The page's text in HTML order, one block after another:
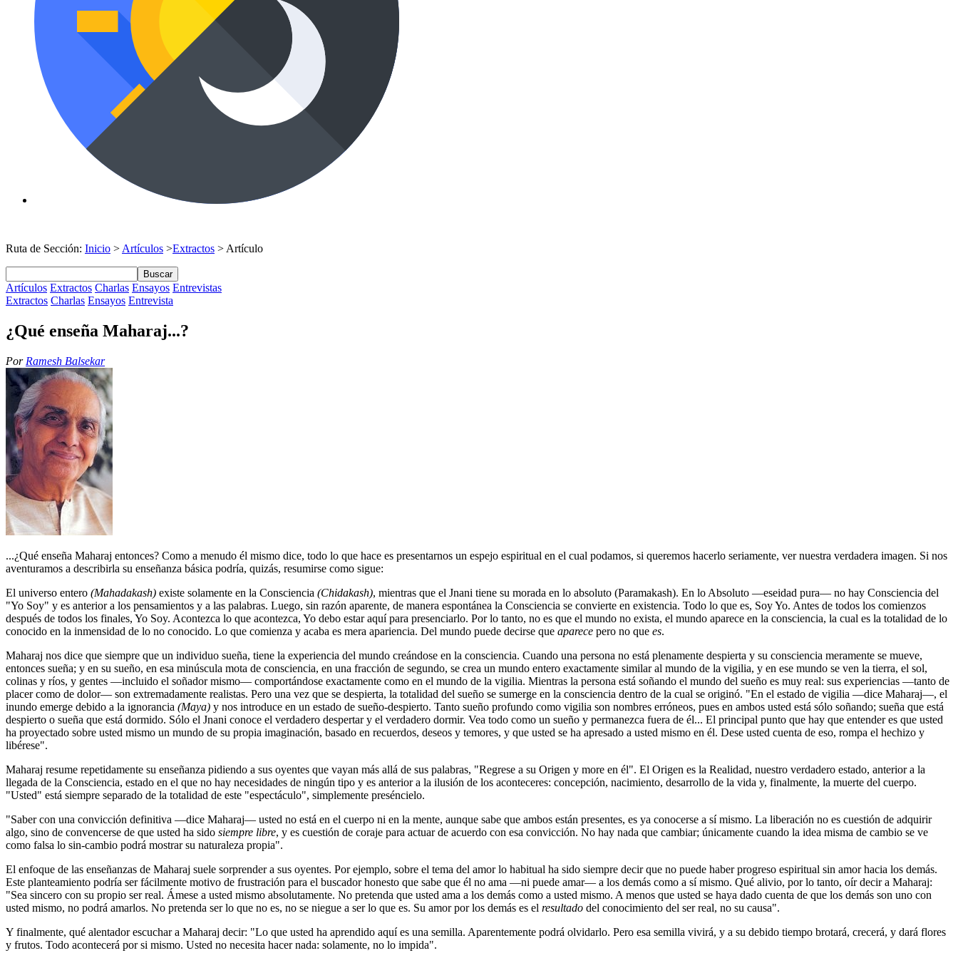
Ruta de Sección: Inicio > Artículos >Extractos > Artículo
Buscar
Artículos Extractos Charlas Ensayos Entrevistas
Extractos Charlas Ensayos Entrevista
¿Qué enseña Maharaj...?
Por Ramesh Balsekar
...¿Qué enseña Maharaj entonces? Como a menudo él mismo dice, todo lo que hace es presentarnos un espejo espiritual en el cual podamos, si queremos hacerlo seriamente, ver nuestra verdadera imagen. Si nos
aventuramos a describirla su enseñanza básica podría, quizás, resumirse como sigue:
El universo entero (Mahadakash) existe solamente en la Consciencia (Chidakash), mientras que el Jnani tiene su morada en lo absoluto (Paramakash). En lo Absoluto ―eseidad pura― no hay Consciencia del
"Yo Soy" y es anterior a los pensamientos y a las palabras. Luego, sin razón aparente, de manera espontánea la Consciencia se convierte en existencia. Todo lo que es, Soy Yo. Antes de todos los comienzos
después de todos los finales, Yo Soy. Acontezca lo que acontezca, Yo debo estar aquí para presenciarlo. Por lo tanto, no es que el mundo no exista, el mundo aparece en la consciencia, la cual es la totalidad de lo
conocido en la inmensidad de lo no conocido. Lo que comienza y acaba es mera apariencia. Del mundo puede decirse que aparece pero no que es.
Maharaj nos dice que siempre que un individuo sueña, tiene la experiencia del mundo creándose en la consciencia. Cuando una persona no está plenamente despierta y su consciencia meramente se mueve,
entonces sueña; y en su sueño, en esa minúscula mota de consciencia, en una fracción de segundo, se crea un mundo entero exactamente similar al mundo de la vigilia, y en ese mundo se ven la tierra, el sol,
colinas y ríos, y gentes ―incluido el soñador mismo― comportándose exactamente como en el mundo de la vigilia. Mientras la persona está soñando el mundo del sueño es muy real: sus experiencias ―tanto de
placer como de dolor― son extremadamente realistas. Pero una vez que se despierta, la totalidad del sueño se sumerge en la consciencia dentro de la cual se originó. "En el estado de vigilia ―dice Maharaj―, el
inundo emerge debido a la ignorancia (Maya) y nos introduce en un estado de sueño-despierto. Tanto sueño profundo como vigilia son nombres erróneos, pues en ambos usted está sólo soñando; sueña que está
despierto o sueña que está dormido. Sólo el Jnani conoce el verdadero despertar y el verdadero dormir. Vea todo como un sueño y permanezca fuera de él... El principal punto que hay que entender es que usted
ha proyectado sobre usted mismo un mundo de su propia imaginación, basado en recuerdos, deseos y temores, y que usted se ha apresado a usted mismo en él. Dese usted cuenta de eso, rompa el hechizo y
libérese".
Maharaj resume repetidamente su enseñanza pidiendo a sus oyentes que vayan más allá de sus palabras, "Regrese a su Origen y more en él". El Origen es la Realidad, nuestro verdadero estado, anterior a la
llegada de la Consciencia, estado en el que no hay necesidades de ningún tipo y es anterior a la ilusión de los aconteceres: concepción, nacimiento, desarrollo de la vida y, finalmente, la muerte del cuerpo.
"Usted" está siempre separado de la totalidad de este "espectáculo", simplemente preséncielo.
"Saber con una convicción definitiva ―dice Maharaj― usted no está en el cuerpo ni en la mente, aunque sabe que ambos están presentes, es ya conocerse a sí mismo. La liberación no es cuestión de adquirir
algo, sino de convencerse de que usted ha sido siempre libre, y es cuestión de coraje para actuar de acuerdo con esa convicción. No hay nada que cambiar; únicamente cuando la idea misma de cambio se ve
como falsa lo sin-cambio podrá mostrar su naturaleza propia".
El enfoque de las enseñanzas de Maharaj suele sorprender a sus oyentes. Por ejemplo, sobre el tema del amor lo habitual ha sido siempre decir que no puede haber progreso espiritual sin amor hacia los demás.
Este planteamiento podría ser fácilmente motivo de frustración para el buscador honesto que sabe que él no ama ―ni puede amar― a los demás como a sí mismo. Qué alivio, por lo tanto, oír decir a Maharaj:
"Sea sincero con su propio ser real. Ámese a usted mismo absolutamente. No pretenda que usted ama a los demás como a usted mismo. A menos que usted se haya dado cuenta de que los demás son uno con
usted mismo, no podrá amarlos. No pretenda ser lo que no es, no se niegue a ser lo que es. Su amor por los demás es el resultado del conocimiento del ser real, no su causa".
Y finalmente, qué alentador escuchar a Maharaj decir: "Lo que usted ha aprendido aquí es una semilla. Aparentemente podrá olvidarlo. Pero esa semilla vivirá, y a su debido tiempo brotará, crecerá, y dará flores
y frutos. Todo acontecerá por si mismo. Usted no necesita hacer nada: solamente, no lo impida".